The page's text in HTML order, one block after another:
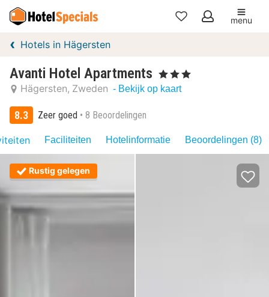
Mijn
menu
Hotels in Hägersten
Avanti Hotel Apartments , 3 Sterren
Hägersten Zweden - Bekijk op kaart
8.3 Zeer goed 8 Beoordelingen
Faciliteiten Hotelinformatie Beoordelingen (8)
Rustig gelegen